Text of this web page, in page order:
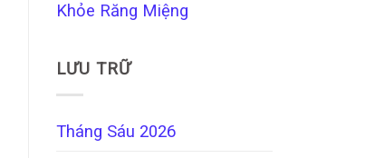
Khỏe Răng Miệng
LƯU TRỮ
Tháng Sáu 2026